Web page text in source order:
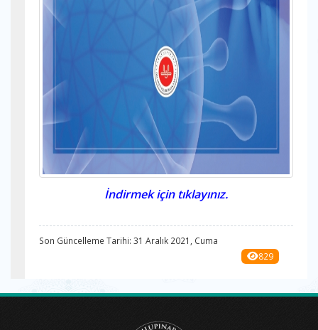
İndirmek için tıklayınız.
Son Güncelleme Tarihi: 31 Aralık 2021, Cuma
829